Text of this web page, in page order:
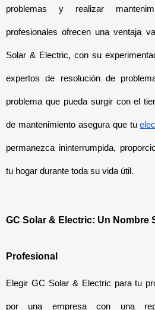
problemas y realizar
profesionales ofrecen una ventaja
Solar & Electric, con su
expertos de resolución de
problema que pueda surgir con el
de mantenimiento asegura que tu
permanezca ininterrumpida,
tu hogar durante toda su vida útil.
GC Solar & Electric: Un Nombre
Profesional
Elegir GC Solar & Electric para tu
por una empresa con una